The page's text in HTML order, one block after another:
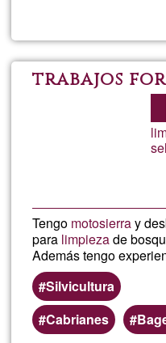
trabajos
Tengo motosierray
para limpiezade
Además tengo
Silvicultura
Cabrianes